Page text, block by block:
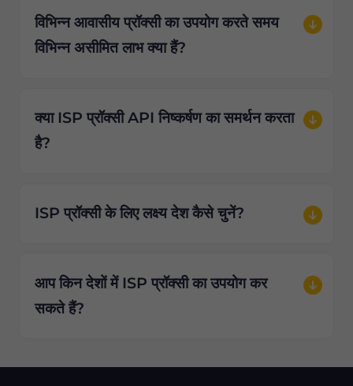
विभिन्न आवासीय प्रॉक्सी का उपयोग करते समय
विभिन्न असीमित लाभ क्या हैं?
क्या ISP प्रॉक्सी API निष्कर्षण का समर्थन करता
है?
ISP प्रॉक्सी के लिए लक्ष्य देश कैसे चुनें?
आप किन देशों में ISP प्रॉक्सी का उपयोग कर
सकते हैं?